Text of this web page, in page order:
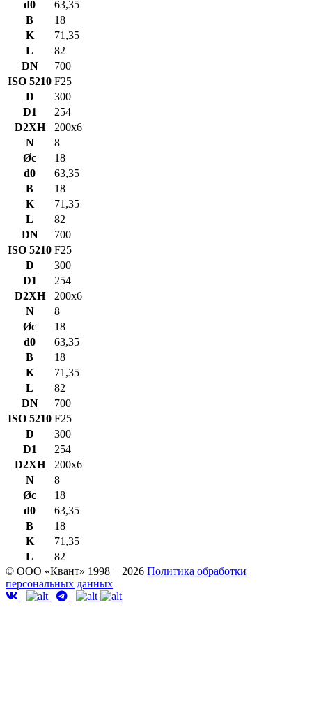
d0
63,35
B
18
K
71,35
L
82
DN
700
ISO 5210 F25
D
300
D1
254
D2XH
200x6
N
8
Øc
18
d0
63,35
B
18
K
71,35
L
82
DN
700
ISO 5210 F25
D
300
D1
254
D2XH
200x6
N
8
Øc
18
d0
63,35
B
18
K
71,35
L
82
DN
700
ISO 5210 F25
D
300
D1
254
D2XH
200x6
N
8
Øc
18
d0
63,35
B
18
K
71,35
L
82
© ООО «Квант» 1998 − 2026 Политика обработки
персональных данных